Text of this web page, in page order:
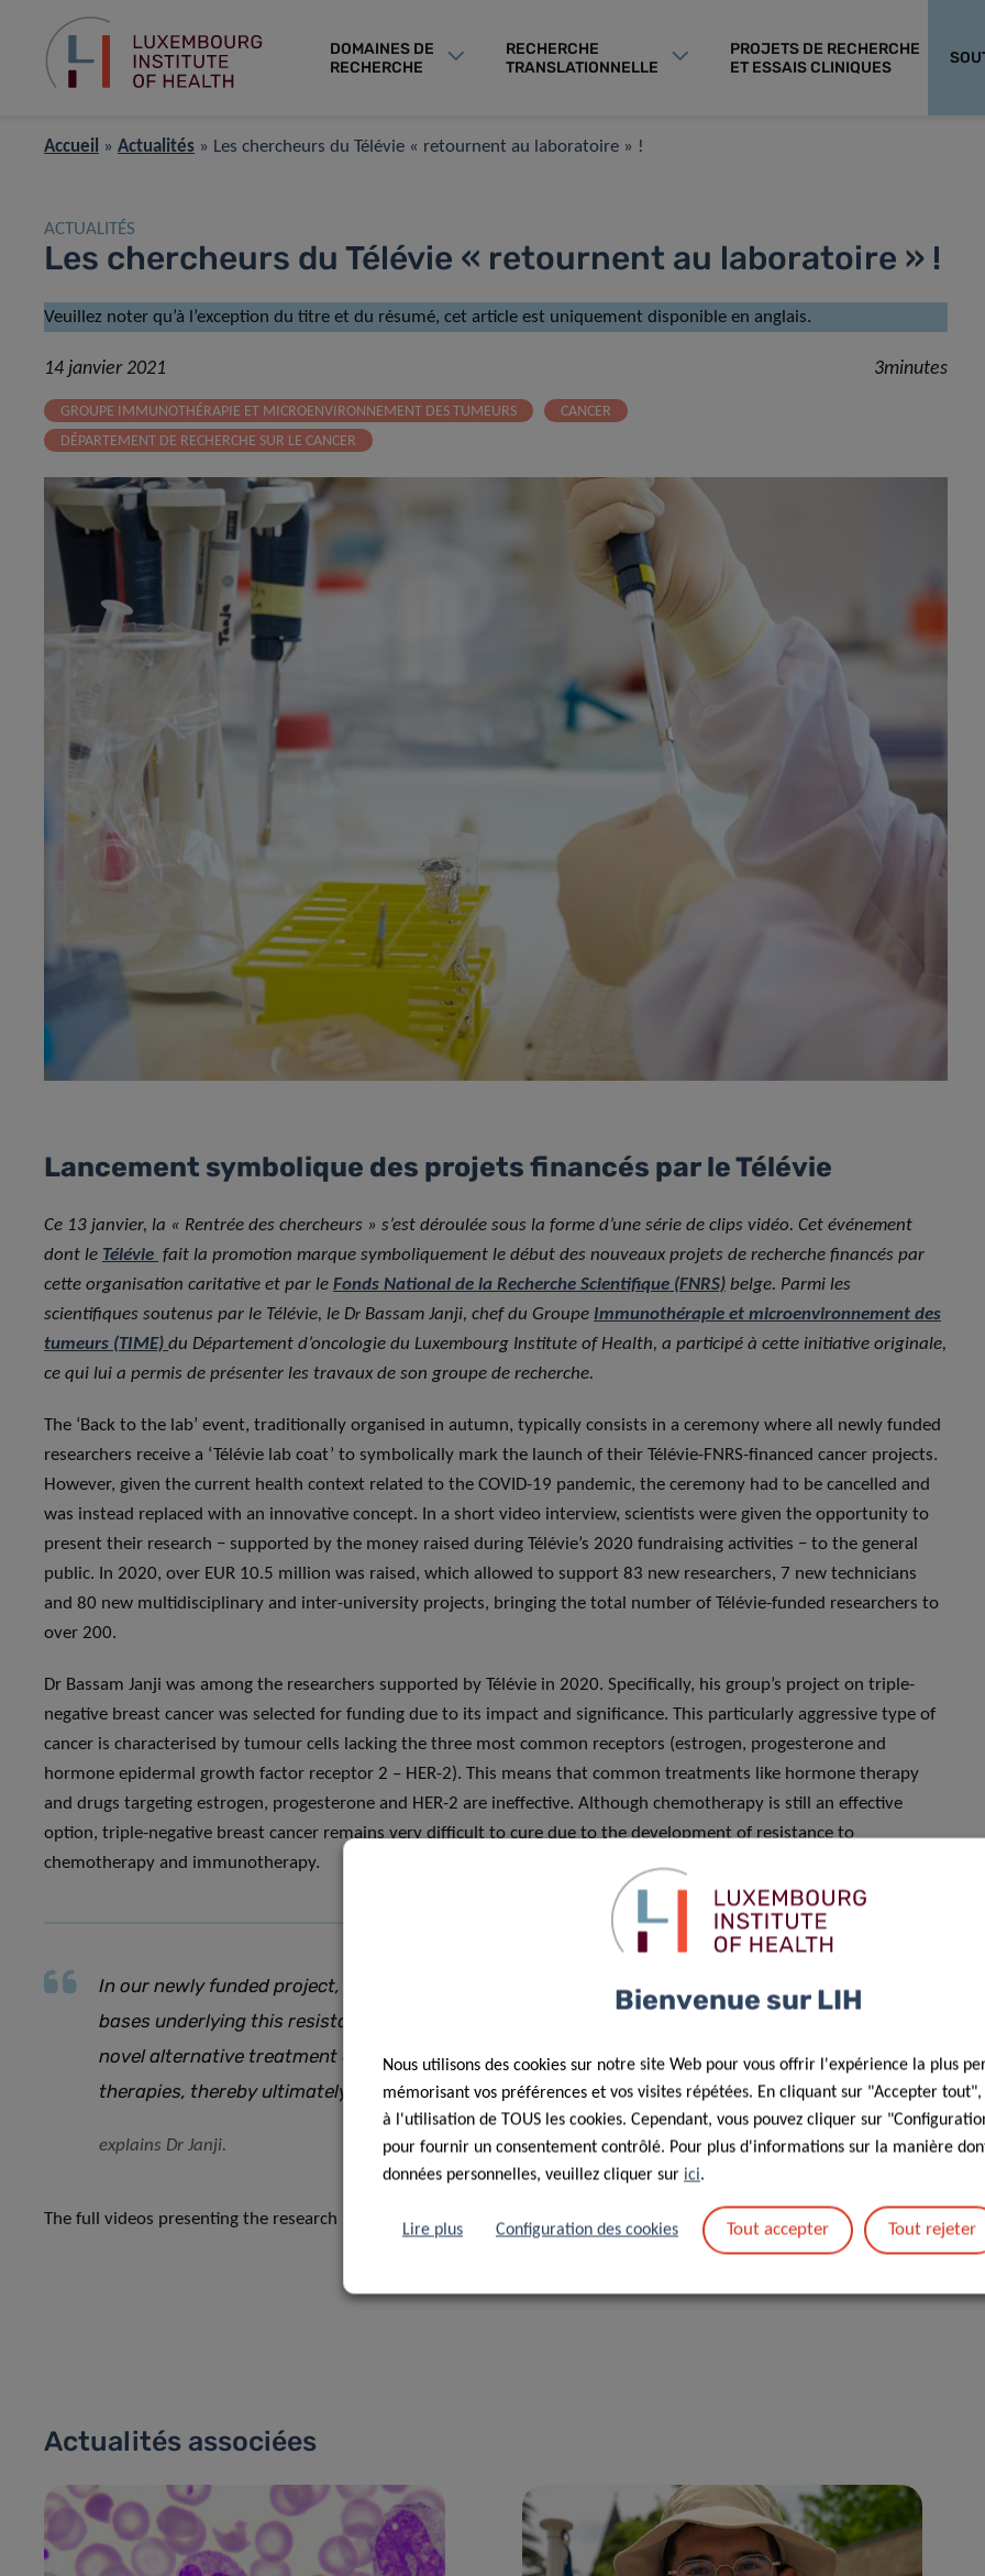
DOMAINES DE
RECHERCHE
RECHERCHE
TRANSLATIONNELLE
PROJETS DE RECHERCHE
ET ESSAIS CLINIQUES
Accueil » Actualités » Les chercheurs du Télévie « retournent au laboratoire » !
ACTUALITÉS
Les chercheurs du Télévie « retournent au laboratoire » !
Veuillez noter qu’à l’exception du titre et du résumé, cet article est uniquement disponible en anglais.
14 janvier 2021 3minutes
GROUPE IMMUNOTHÉRAPIE ET MICROENVIRONNEMENT DES TUMEURS
CANCER
DÉPARTEMENT DE RECHERCHE SUR LE CANCER
Lancement symbolique des projets financés par le Télévie
Ce 13 janvier, la « Rentrée des chercheurs » s’est déroulée sous la forme d’une série de clips vidéo. Cet événement
dont le Télévie fait la promotion marque symboliquement le début des nouveaux projets de recherche financés par
cette organisation caritative et par le Fonds National de la Recherche Scientifique (FNRS) belge. Parmi les
scientifiques soutenus par le Télévie, le Dr Bassam Janji, chef du Groupe Immunothérapie et microenvironnement des
tumeurs (TIME) du Département d’oncologie du Luxembourg Institute of Health, a participé à cette initiative originale,
ce qui lui a permis de présenter les travaux de son groupe de recherche.
The ‘Back to the lab’ event, traditionally organised in autumn, typically consists in a ceremony where all newly funded
researchers receive a ‘Télévie lab coat’ to symbolically mark the launch of their Télévie-FNRS-financed cancer projects.
However, given the current health context related to the COVID-19 pandemic, the ceremony had to be cancelled and
was instead replaced with an innovative concept. In a short video interview, scientists were given the opportunity to
present their research − supported by the money raised during Télévie’s 2020 fundraising activities − to the general
public. In 2020, over EUR 10.5 million was raised, which allowed to support 83 new researchers, 7 new technicians
and 80 new multidisciplinary and inter-university projects, bringing the total number of Télévie-funded researchers to
over 200.
Dr Bassam Janji was among the researchers supported by Télévie in 2020. Specifically, his group’s project on triple-
negative breast cancer was selected for funding due to its impact and significance. This particularly aggressive type of
cancer is characterised by tumour cells lacking the three most common receptors (estrogen, progesterone and
hormone epidermal growth factor receptor 2 – HER-2). This means that common treatments like hormone therapy
and drugs targeting estrogen, progesterone and HER-2 are ineffective. Although chemotherapy is still an effective
option, triple-negative breast cancer remains very difficult to cure due to the development of resistance to
chemotherapy and immunotherapy.
In our newly funded project, my team and I will seek to elucidate the molecular
bases underlying this resistance mechanism. In addition, we aim to propose
novel alternative treatment approaches relying on a combination of different
therapies, thereby ultimately improving patient outcomes and prognosis
explains Dr Janji.
The full videos presenting the research projects selected for funding by Télévie in 2020 can be found here.
Actualités associées
Bienvenue sur LIH
Nous utilisons des cookies sur notre site Web pour vous offrir l'expérience la plus
mémorisant vos préférences et vos visites répétées. En cliquant sur "Accepter tout",
à l'utilisation de TOUS les cookies. Cependant, vous pouvez cliquer sur
pour fournir un consentement contrôlé. Pour plus d'informations sur la manière
données personnelles, veuillez cliquer sur ici.
Lire plus Configuration des cookies Tout accepter Tout rejeter